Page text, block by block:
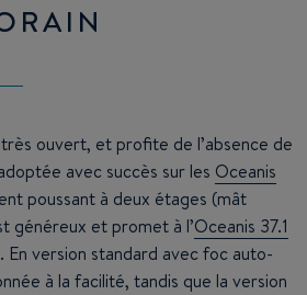
ouvert, et profite de l’absence de
avec succès sur les Oceanis
poussant à deux étages (mât
généreux et promet à l’Oceanis 37.1
En version standard avec foc auto-
à la facilité, tandis que la version